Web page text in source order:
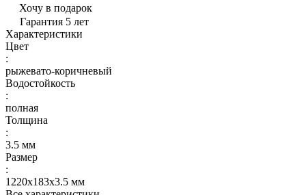
Хочу в подарок
Гарантия 5 лет
Характеристики
Цвет
:
рыжевато-коричневый
Водостойкость
:
полная
Толщина
:
3.5 мм
Размер
:
1220х183х3.5 мм